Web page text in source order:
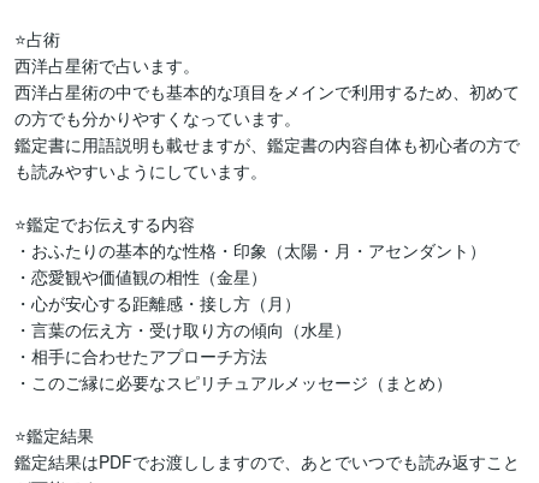
⭐占術
西洋占星術で占います。
西洋占星術の中でも基本的な項目をメインで利用するため、初めて
の方でも分かりやすくなっています。
鑑定書に用語説明も載せますが、鑑定書の内容自体も初心者の方で
も読みやすいようにしています。
⭐鑑定でお伝えする内容
・おふたりの基本的な性格・印象（太陽・月・アセンダント）
・恋愛観や価値観の相性（金星）
・心が安心する距離感・接し方（月）
・言葉の伝え方・受け取り方の傾向（水星）
・相手に合わせたアプローチ方法
・このご縁に必要なスピリチュアルメッセージ（まとめ）
⭐鑑定結果
鑑定結果はPDFでお渡ししますので、あとでいつでも読み返すこと